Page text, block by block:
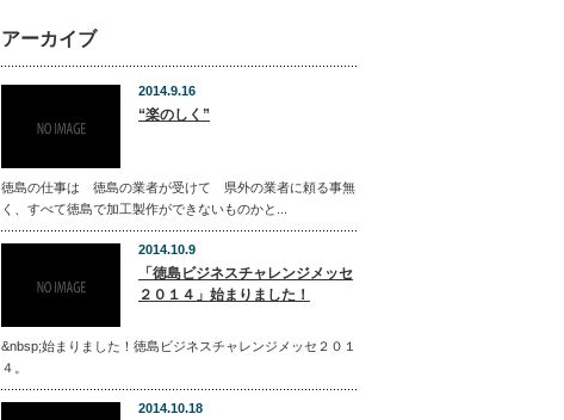
アーカイブ
2014.9.16
“楽のしく”
徳島の仕事は 徳島の業者が受けて 県外の業者に頼る事無
く、すべて徳島で加工製作ができないものかと...
2014.10.9
「徳島ビジネスチャレンジメッセ
２０１４」始まりました！
&nbsp;始まりました！徳島ビジネスチャレンジメッセ２０１
４。
2014.10.18